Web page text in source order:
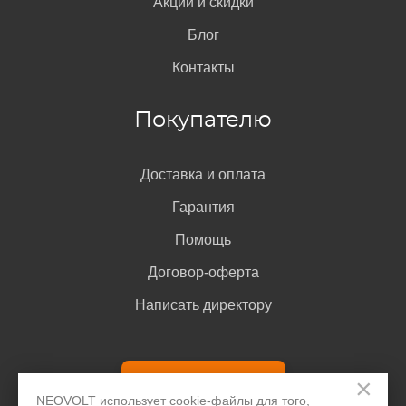
×
NEOVOLT использует cookie-файлы для того,
Сам код обычно указан на коробке от телефона HTC,
в документах, его можно узнать при наборе
настроек в разделе «О телефоне».
Название модели телефона HTC иногда наносится в
нижней части задней крышки. Если крышка съёмная,
Блог
Контакты
Покупателю
Доставка и оплата
Гарантия
Помощь
Договор-оферта
Написать директору